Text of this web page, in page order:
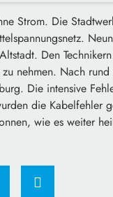
Strom. Die
Den
nehmen. Nach rund
Die intensive
die Kabelfehler
wie es weiter